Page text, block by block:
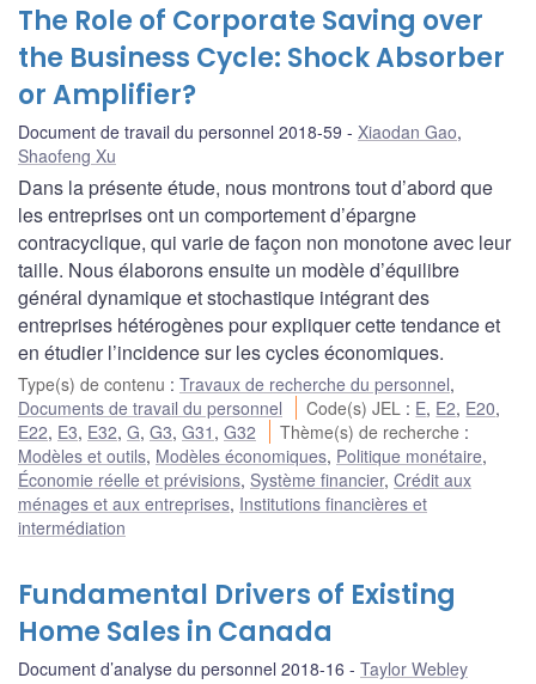
The Role of Corporate Saving over
the Business Cycle: Shock Absorber
or Amplifier?
Document de travail du personnel 2018-59 Xiaodan Gao,
Shaofeng Xu
Dans la présente étude, nous montrons tout d’abord que
les entreprises ont un comportement d’épargne
contracyclique, qui varie de façon non monotone avec leur
taille. Nous élaborons ensuite un modèle d’équilibre
général dynamique et stochastique intégrant des
entreprises hétérogènes pour expliquer cette tendance et
en étudier l’incidence sur les cycles économiques.
Type(s) de contenu : Travaux de recherche du personnel,
Documents de travail du personnel
Code(s) JEL : E, E2, E20,
E22, E3, E32, G, G3, G31 , G32 Thème(s) de recherche :
Modèles et outils, Modèles économiques, Politique monétaire,
Économie réelle et prévisions, Système financier, Crédit aux
ménages et aux entreprises, Institutions financières et
intermédiation
Fundamental Drivers of Existing
Home Sales in Canada
Document d’analyse du personnel 2018-16 Taylor Webley